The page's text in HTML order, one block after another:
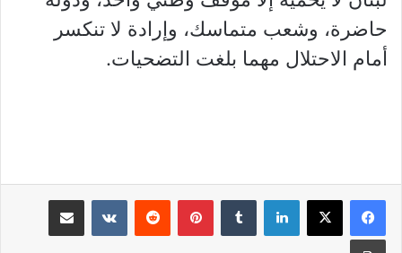
حاضرة، وشعب متماسك، وإرادة لا تنكسر
أمام الاحتلال مهما بلغت التضحيات.
لينكدإن بينتيريست مشاركة عبر البريد
طباعة